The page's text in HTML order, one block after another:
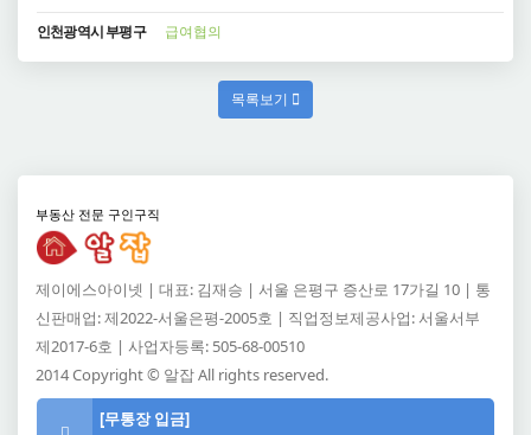
인천광역시 부평구 급여협의
목록보기
부동산 전문 구인구직
제이에스아이넷 | 대표: 김재승 | 서울 은평구 증산로 17가길 10 | 통
신판매업: 제2022-서울은평-2005호 | 직업정보제공사업: 서울서부
제2017-6호 | 사업자등록: 505-68-00510
2014 Copyright © 알잡 All rights reserved.
[무통장 입금]